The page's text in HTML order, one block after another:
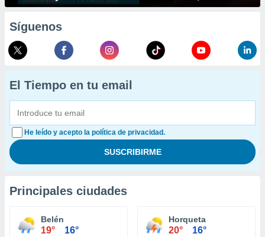
Síguenos
El Tiempo en tu email
He leído y acepto la política de privacidad.
Principales ciudades
Belén
19° 16°
Horqueta
20° 16°